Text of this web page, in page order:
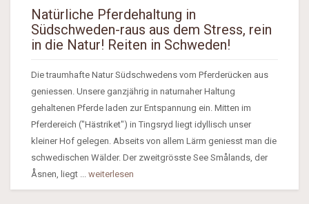
Natürliche Pferdehaltung in
Südschweden-raus aus dem Stress, rein
in die Natur! Reiten in Schweden!
Die traumhafte Natur Südschwedens vom Pferderücken aus
geniessen. Unsere ganzjährig in naturnaher Haltung
gehaltenen Pferde laden zur Entspannung ein. Mitten im
Pferdereich ("Hästriket") in Tingsryd liegt idyllisch unser
kleiner Hof gelegen. Abseits von allem Lärm geniesst man die
schwedischen Wälder. Der zweitgrösste See Smålands, der
Åsnen, liegt ... weiterlesen